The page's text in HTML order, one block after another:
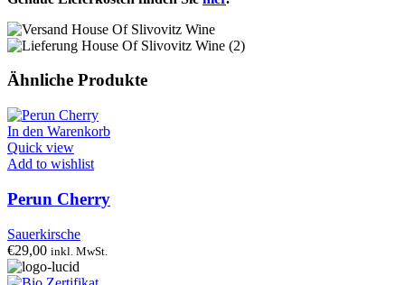
Ähnliche Produkte
In den Warenkorb
Quick view
Add to wishlist
Perun Cherry
Sauerkirsche
€29,00 inkl. MwSt.